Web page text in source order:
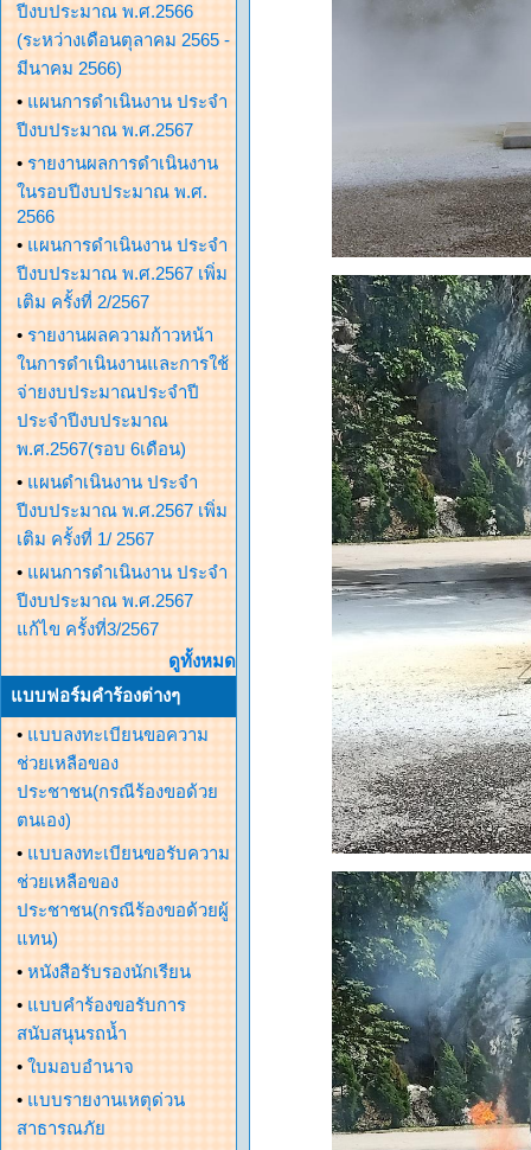
ปีงบประมาณ พ.ศ.2566
(ระหว่างเดือนตุลาคม 2565 -
มีนาคม 2566)
• แผนการดำเนินงาน ประจำ
ปีงบประมาณ พ.ศ.2567
• รายงานผลการดำเนินงาน
ในรอบปีงบประมาณ พ.ศ.
2566
• แผนการดำเนินงาน ประจำ
ปีงบประมาณ พ.ศ.2567 เพิ่ม
เติม ครั้งที่ 2/2567
• รายงานผลความก้าวหน้า
ในการดำเนินงานและการใช้
จ่ายงบประมาณประจำปี
ประจำปีงบประมาณ
พ.ศ.2567(รอบ 6เดือน)
• แผนดำเนินงาน ประจำ
ปีงบประมาณ พ.ศ.2567 เพิ่ม
เติม ครั้งที่ 1/ 2567
• แผนการดำเนินงาน ประจำ
ปีงบประมาณ พ.ศ.2567
แก้ไข ครั้งที่3/2567
ดูทั้งหมด
แบบฟอร์มคำร้องต่างๆ
• แบบลงทะเบียนขอความ
ช่วยเหลือของ
ประชาชน(กรณีร้องขอด้วย
ตนเอง)
• แบบลงทะเบียนขอรับความ
ช่วยเหลือของ
ประชาชน(กรณีร้องขอด้วยผู้
แทน)
• หนังสือรับรองนักเรียน
• แบบคำร้องขอรับการ
สนับสนุนรถน้ำ
• ใบมอบอำนาจ
• แบบรายงานเหตุด่วน
สาธารณภัย